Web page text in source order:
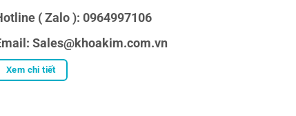
( Zalo ): 0964997106
Sales@khoakim.com.vn
Xem chi tiết